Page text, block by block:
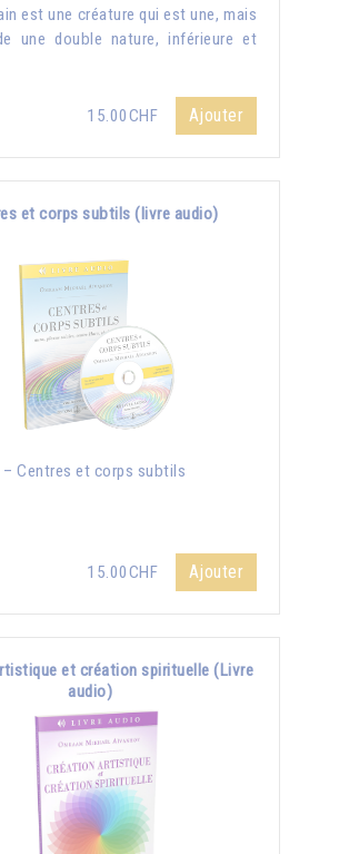
est une créature qui est une, mais
une double nature, inférieure et
15.00CHF Ajouter
et corps subtils (livre audio)
– Centres et corps subtils
15.00CHF Ajouter
et création spirituelle (Livre
audio)